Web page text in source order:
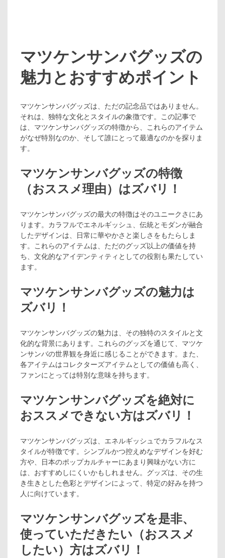
マツケンサンバグッズの
魅力とおすすめポイント
マツケンサンバグッズは、ただの記念品ではありません。
それは、独特な文化とスタイルの象徴です。この記事で
は、マツケンサンバグッズの特徴から、これらのアイテム
がなぜ特別なのか、そして誰にとって最適なのかを探りま
す。
マツケンサンバグッズの特徴
（おススメ理由）はズバリ！
マツケンサンバグッズの最大の特徴はそのユニークさにあ
ります。カラフルでエネルギッシュ、伝統とモダンが融合
したデザインは、日常に華やかさと楽しさをもたらしま
す。これらのアイテムは、ただのグッズ以上の価値を持
ち、文化的なアイデンティティとしての役割も果たしてい
ます。
マツケンサンバグッズの魅力は
ズバリ！
マツケンサンバグッズの魅力は、その独特のスタイルと文
化的な背景にあります。これらのグッズを通じて、マツケ
ンサンバの世界観を身近に感じることができます。また、
各アイテムはコレクターズアイテムとしての価値も高く、
ファンにとっては特別な意味を持ちます。
マツケンサンバグッズを絶対に
おススメできない方はズバリ！
マツケンサンバグッズは、エネルギッシュでカラフルなス
タイルが特徴です。シンプルかつ控えめなデザインを好む
方や、日本のポップカルチャーにあまり興味がない方に
は、おすすめしにくいかもしれません。グッズは、その生
き生きとした色彩とデザインによって、特定の好みを持つ
人に向けています。
マツケンサンバグッズを是非、
使っていただきたい（おススメ
したい）方はズバリ！